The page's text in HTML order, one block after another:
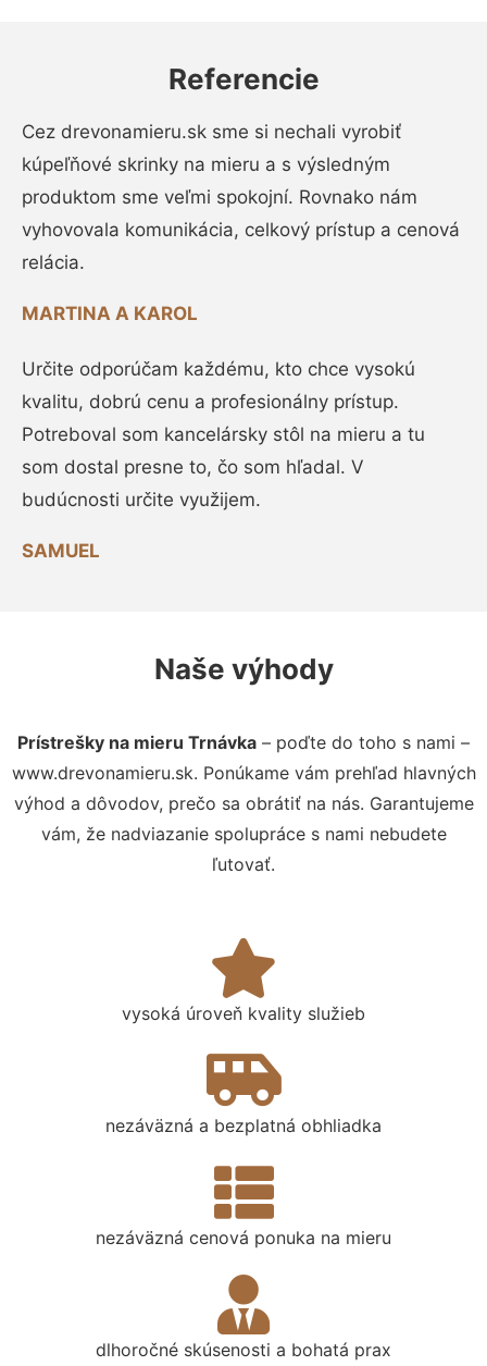
Referencie
Cez drevonamieru.sk sme si nechali vyrobiť
kúpeľňové skrinky na mieru a s výsledným
produktom sme veľmi spokojní. Rovnako nám
vyhovovala komunikácia, celkový prístup a cenová
relácia.
MARTINA A KAROL
Určite odporúčam každému, kto chce vysokú
kvalitu, dobrú cenu a profesionálny prístup.
Potreboval som kancelársky stôl na mieru a tu
som dostal presne to, čo som hľadal. V
budúcnosti určite využijem.
SAMUEL
Naše výhody
Prístrešky na mieru Trnávka – poďte do toho s nami –
www.drevonamieru.sk. Ponúkame vám prehľad hlavných
výhod a dôvodov, prečo sa obrátiť na nás. Garantujeme
vám, že nadviazanie spolupráce s nami nebudete
ľutovať.
vysoká úroveň kvality služieb
nezáväzná a bezplatná obhliadka
nezáväzná cenová ponuka na mieru
dlhoročné skúsenosti a bohatá prax